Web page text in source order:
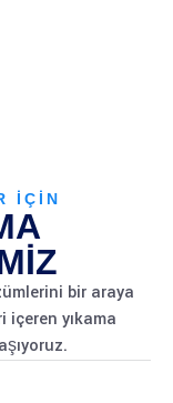
İÇİN
bir araya
içeren yıkama